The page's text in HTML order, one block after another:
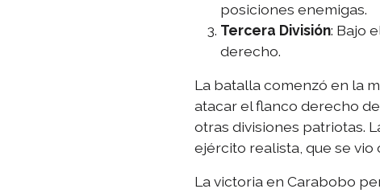
posiciones enemigas.
Tercera División: Bajo
derecho.
La batalla comenzó en la
atacar el flanco derecho
otras divisiones patriotas.
ejército realista, que se vio
La victoria en Carabobo